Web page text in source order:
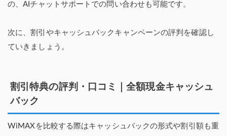
の、AIチャットサポートでの問い合わせも可能です。
次に、割引やキャッシュバックキャンペーンの評判を確認し
ていきましょう。
割引特典の評判・口コミ｜全額現金キャッシュ
バック
WiMAXを比較する際はキャッシュバックの形式や割引額も重